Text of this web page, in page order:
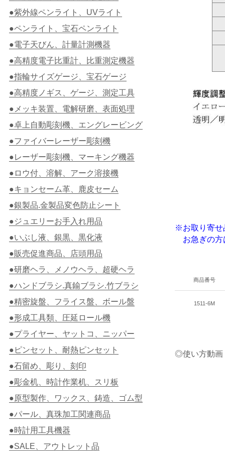
※お取り寄せ
お急ぎの方
商品番号
1511-6M
◎使い方動画
●紫外線ペンライト、UVライト
●ペンライト、宝石ペンライト
●電子天びん、計量計測機器
●高精度電子比重計、比重測定機器
●指輪サイズゲージ、宝石ゲージ
●高精度ノギス、ゲージ、測定工具
●メッキ装置、電解研磨、表面処理
●卓上自動彫刻機、エングレービング
●ファイバーレーザー彫刻機
●レーザー彫刻機、マーキング機器
●ロウ付、溶解、アーク溶接機
●キョンセーム革、鹿皮セーム
●銀製品.金製品変色防止シート
●ジュエリーお手入れ用品
●いぶし液、銀黒、黒化液
●販売促進商品、店頭用品
●研磨ヘラ、メノウヘラ、超硬ヘラ
●ハンドブラシ.真鍮ブラシ.竹ブラシ
●精密旋盤、フライス盤、ボール盤
●形成工具類、圧延ロール機
●プライヤー、ヤットコ、ニッパー
●ピンセット、耐熱ピンセット
●石留め、彫り、刻印
●彫金机、時計作業机、スリ板
●原型製作、ワックス、鋳造、ゴム型
●パール、真珠加工関連商品
●時計用工具機器
●SALE、アウトレット品